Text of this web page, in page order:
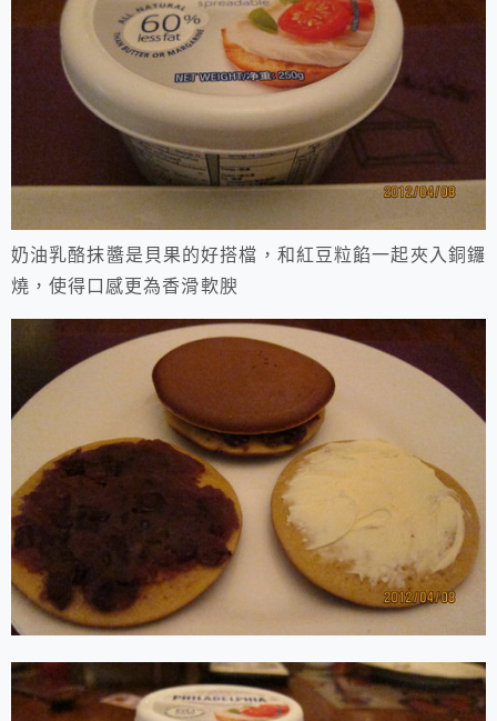
奶油乳酪抹醬是貝果的好搭檔，和紅豆粒餡一起夾入銅鑼
燒，使得口感更為香滑軟腴